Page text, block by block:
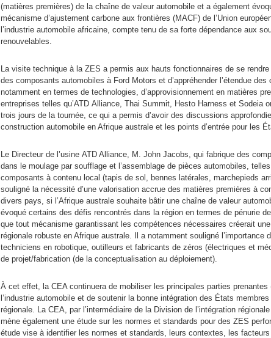
(matières premières) de la chaîne de valeur automobile et a également
mécanisme d’ajustement carbone aux frontières (MACF) de l’Union
l’industrie automobile africaine, compte tenu de sa forte dépendance aux
renouvelables.
La visite technique à la ZES a permis aux hauts fonctionnaires de se
des composants automobiles à Ford Motors et d’appréhender l’étendue
notamment en termes de technologies, d’approvisionnement en matières
entreprises telles qu’ATD Alliance, Thai Summit, Hesto Harness et Sodeia
trois jours de la tournée, ce qui a permis d’avoir des discussions
construction automobile en Afrique australe et les points d’entrée pour les
Le Directeur de l’usine ATD Alliance, M. John Jacobs, qui fabrique des
dans le moulage par soufflage et l’assemblage de pièces automobiles,
composants à contenu local (tapis de sol, bennes latérales, marchepieds
souligné la nécessité d’une valorisation accrue des matières premières à
divers pays, si l’Afrique australe souhaite bâtir une chaîne de valeur
évoqué certains des défis rencontrés dans la région en termes de pénurie
que tout mécanisme garantissant les compétences nécessaires créerait
régionale robuste en Afrique australe. Il a notamment souligné l’importance
techniciens en robotique, outilleurs et fabricants de zéros (électriques et
de projet/fabrication (de la conceptualisation au déploiement).
À cet effet, la CEA continuera de mobiliser les principales parties prenantes
l’industrie automobile et de soutenir la bonne intégration des États
régionale. La CEA, par l’intermédiaire de la Division de l’intégration
mène également une étude sur les normes et standards pour des ZES
étude vise à identifier les normes et standards, leurs contextes, les